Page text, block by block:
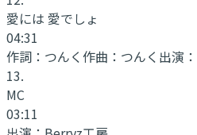
愛には 愛でしょ
04:31
作詞： つんく作曲： つんく 出演：
13.
MC
03:11